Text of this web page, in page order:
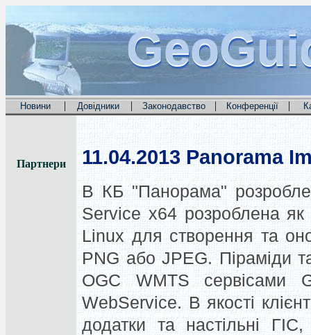
Новини | Довідники | Законодавство | Конференції |
Партнери 11.04.2013 Panorama
В КБ "Панорама"
Service x64 розроблена
Linux для створення та
PNG або JPEG. Піраміди
OGC WMTS сервісами
WebService. В якості
додатки та настільні